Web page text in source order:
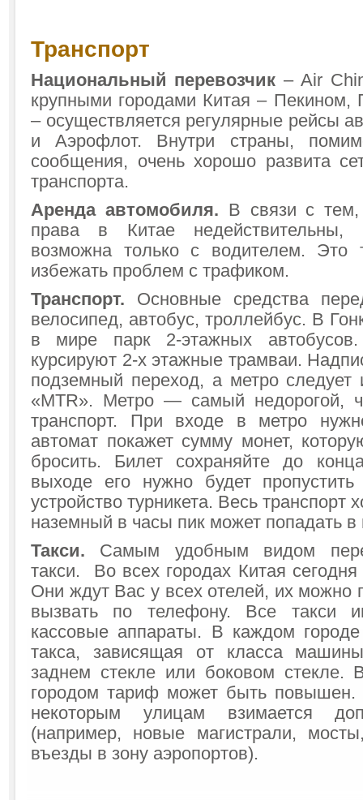
Транспорт
Национальный перевозчик – Air
крупными городами Китая – Пекином,
– осуществляется регулярные рейсы
и Аэрофлот. Внутри страны,
сообщения, очень хорошо развита
транспорта.
Аренда автомобиля. В связи с
права в Китае недействительны,
возможна только с водителем. Это
избежать проблем с трафиком.
Транспорт. Основные средства
велосипед, автобус, троллейбус. В
в мире парк 2-этажных
курсируют 2-х этажные трамваи.
подземный переход, а метро следует
«MTR». Метро — самый недорогой,
транспорт. При входе в метро
автомат покажет сумму монет,
бросить. Билет сохраняйте до
выходе его нужно будет
устройство турникета. Весь транспорт
наземный в часы пик может попадать в
Такси. Самым удобным видом
такси. Во всех городах Китая
Они ждут Вас у всех отелей, их можно
вызвать по телефону. Все такси
кассовые аппараты. В каждом
такса, зависящая от класса
заднем стекле или боковом стекле.
городом тариф может быть повышен.
некоторым улицам взимается
(например, новые магистрали,
въезды в зону аэропортов).